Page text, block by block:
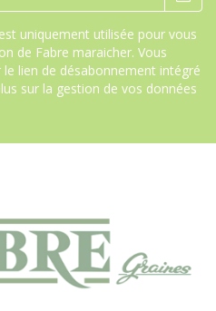
uniquement utilisée pour vous
de Fabre maraicher. Vous
lien de désabonnement intégré
sur la gestion de vos données